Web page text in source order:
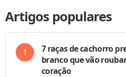
Artigos populares
7 raças de cachorro
branco que vão
coração